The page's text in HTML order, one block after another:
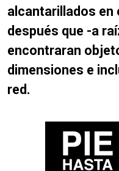
alcantarillados en
después que -a
encontraran
dimensiones e
red.